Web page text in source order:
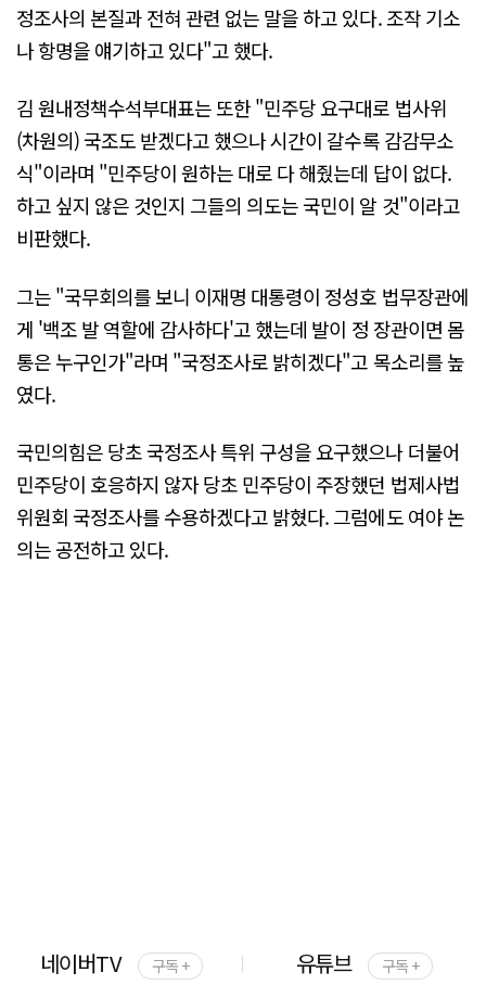
정조사의 본질과 전혀 관련 없는 말을 하고 있다. 조작 기소
나 항명을 얘기하고 있다"고 했다.
김 원내정책수석부대표는 또한 "민주당 요구대로 법사위
(차원의) 국조도 받겠다고 했으나 시간이 갈수록 감감무소
식"이라며 "민주당이 원하는 대로 다 해줬는데 답이 없다.
하고 싶지 않은 것인지 그들의 의도는 국민이 알 것"이라고
비판했다.
그는 "국무회의를 보니 이재명 대통령이 정성호 법무장관에
게 '백조 발 역할에 감사하다'고 했는데 발이 정 장관이면 몸
통은 누구인가"라며 "국정조사로 밝히겠다"고 목소리를 높
였다.
국민의힘은 당초 국정조사 특위 구성을 요구했으나 더불어
민주당이 호응하지 않자 당초 민주당이 주장했던 법제사법
위원회 국정조사를 수용하겠다고 밝혔다. 그럼에도 여야 논
의는 공전하고 있다.
네이버TV 구독 + 유튜브 구독 +